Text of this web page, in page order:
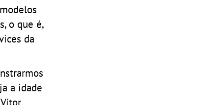
o que é,
da
a idade